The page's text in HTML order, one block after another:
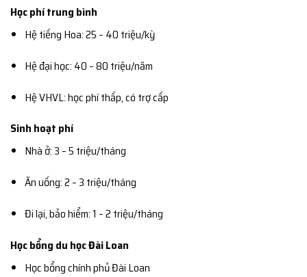
Học phí trung bình
Hệ tiếng Hoa: 25 – 40 triệu/kỳ
Hệ đại học: 40 – 80 triệu/năm
Hệ VHVL: học phí thấp, có trợ cấp
Sinh hoạt phí
Nhà ở: 3 – 5 triệu/tháng
Ăn uống: 2 – 3 triệu/tháng
Đi lại, bảo hiểm: 1 – 2 triệu/tháng
Học bổng du học Đài Loan
Học bổng chính phủ Đài Loan